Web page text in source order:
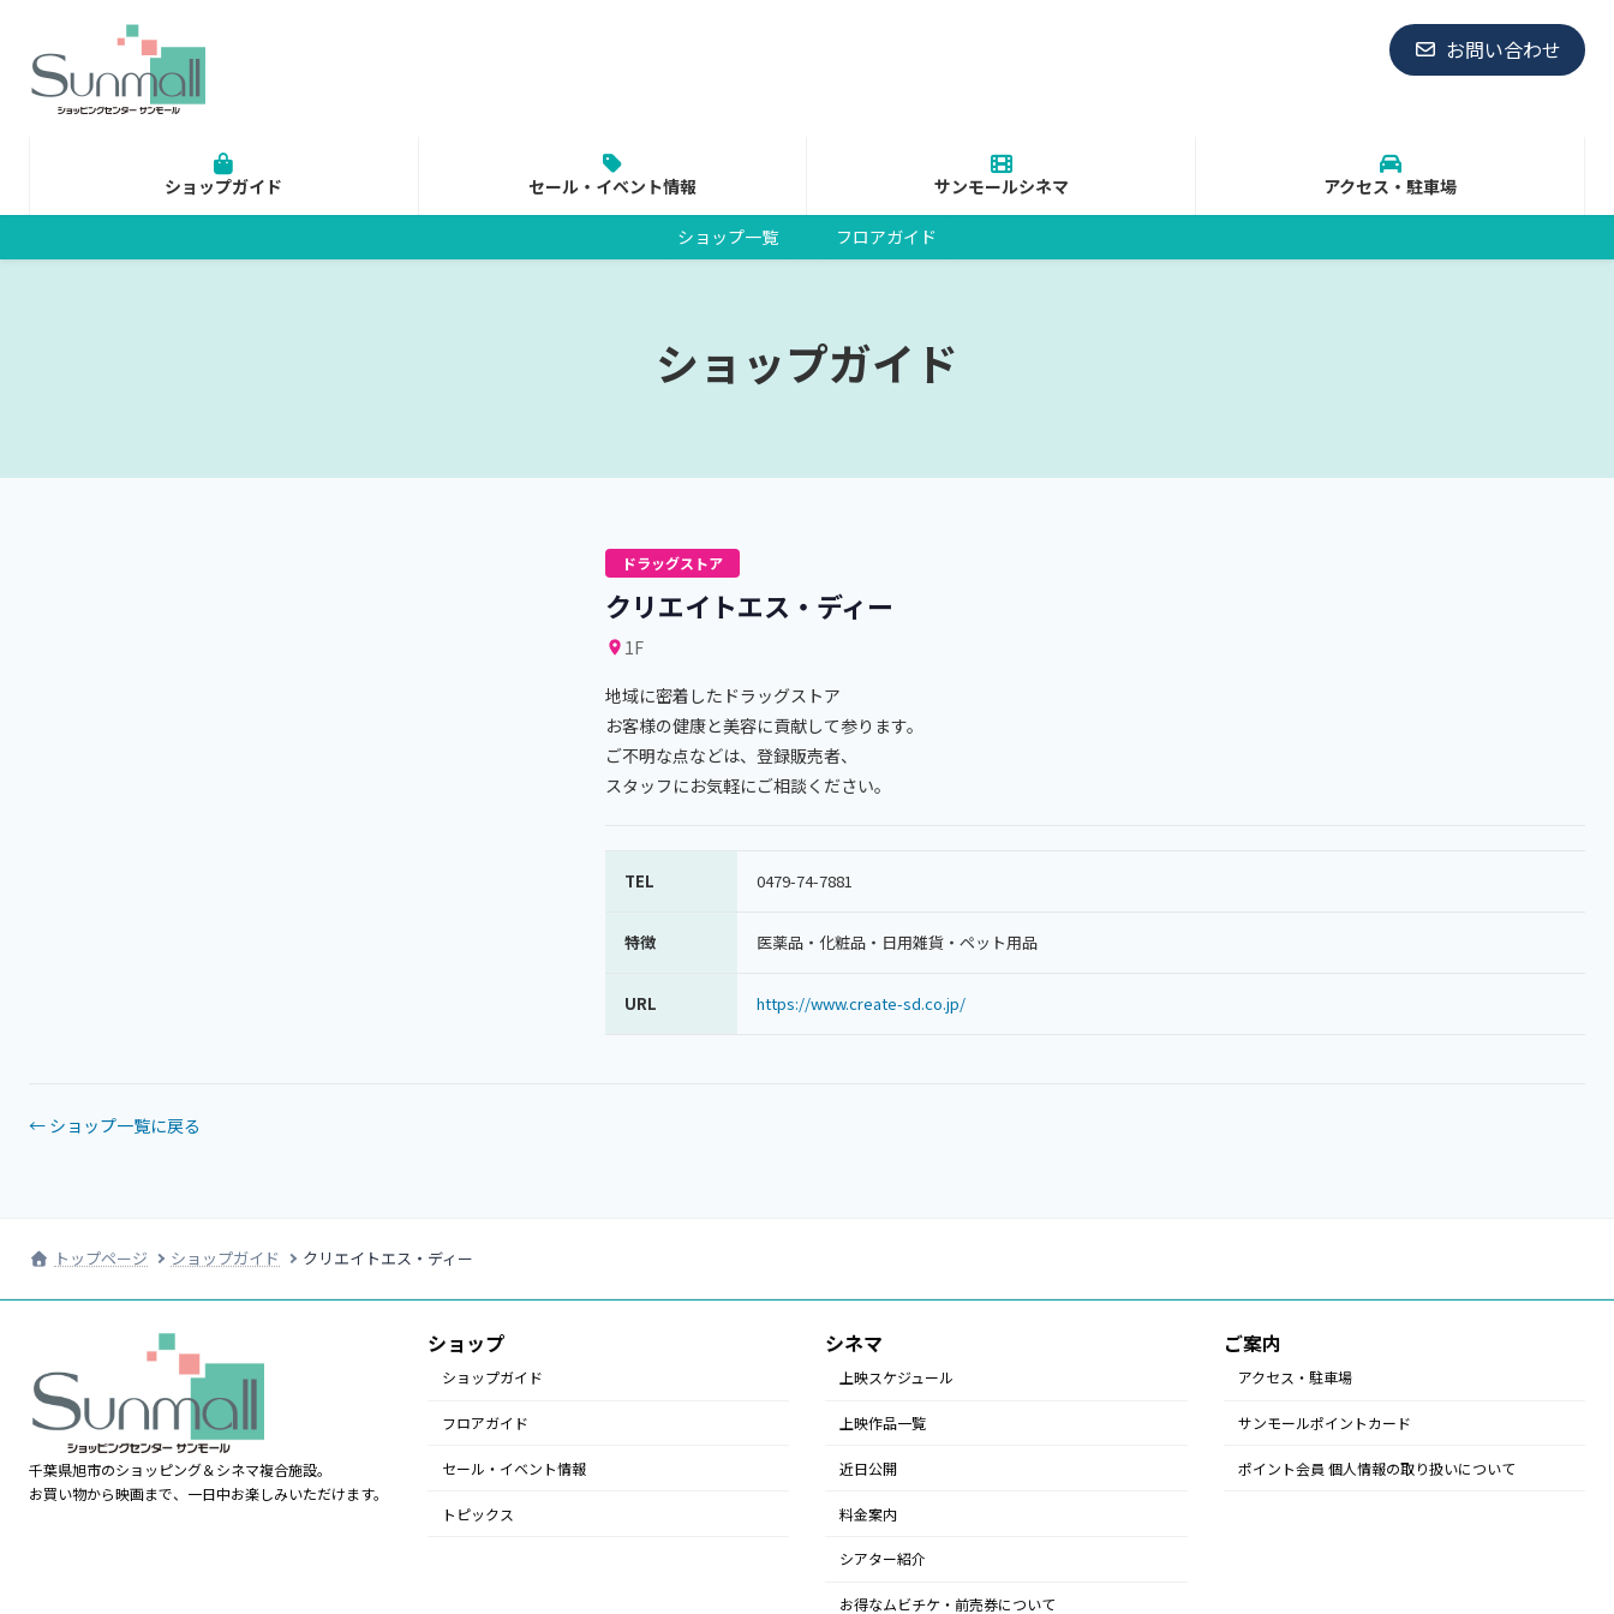
ス
ン
お問い合わせ
ショップガイド セール・イベント情報 サンモールシネマ アクセス・駐車場
ショップ一覧 フロアガイド
ショップガイド
ドラッグストア
クリエイトエス・ディー
1F
地域に密着したドラッグストア
お客様の健康と美容に貢献して参ります。
ご不明な点などは、登録販売者、
スタッフにお気軽にご相談ください。
TEL 0479-74-7881
特徴 医薬品・化粧品・日用雑貨・ペット用品
URL https://www.create-sd.co.jp/
← ショップ一覧に戻る
トップページ ショップガイド クリエイトエス・ディー
千葉県旭市のショッピング＆シネマ複合施設。
お買い物から映画まで、一日中お楽しみいただけます。
ショップ
ショップガイド
フロアガイド
セール・イベント情報
トピックス
シネマ
上映スケジュール
上映作品一覧
近日公開
料金案内
シアター紹介
お得なムビチケ・前売券について
ご案内
アクセス・駐車場
サンモールポイントカード
ポイント会員 個人情報の取り扱いについて